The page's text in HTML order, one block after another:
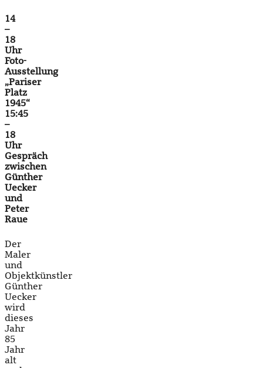
14
–
18
Uhr
Foto-
Ausstellung
„Pariser
Platz
1945“
15:45
–
18
Uhr
Gespräch
zwischen
Günther
Uecker
und
Peter
Raue
Der
Maler
und
Objektkünstler
Günther
Uecker
wird
dieses
Jahr
85
Jahr
alt